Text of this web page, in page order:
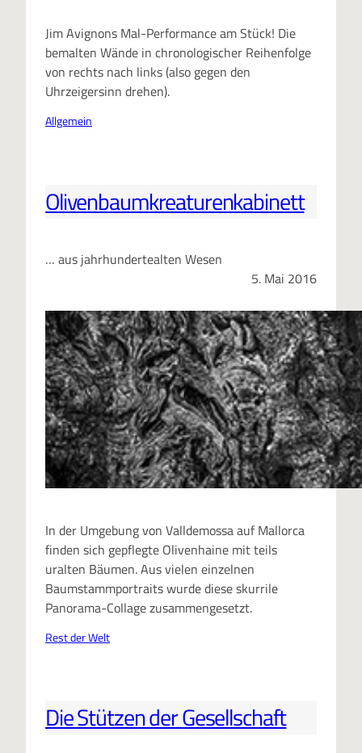
Jim Avignons Mal-Performance am Stück! Die
bemalten Wände in chronologischer Reihenfolge
von rechts nach links (also gegen den
Uhrzeigersinn drehen).
Allgemein
Olivenbaumkreaturenkabinett
… aus jahrhundertealten Wesen
5. Mai 2016
In der Umgebung von Valldemossa auf Mallorca
finden sich gepflegte Olivenhaine mit teils
uralten Bäumen. Aus vielen einzelnen
Baumstammportraits wurde diese skurrile
Panorama-Collage zusammengesetzt.
Rest der Welt
Die Stützen der Gesellschaft